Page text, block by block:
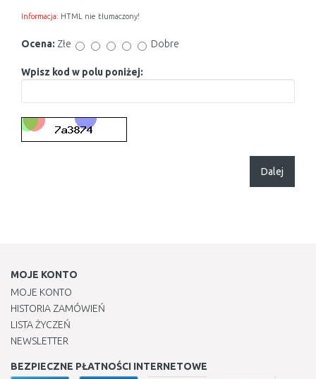
Informacja: HTML nie tłumaczony!
Ocena: Złe Dobre
Wpisz kod w polu poniżej:
Dalej
MOJE KONTO
MOJE KONTO
HISTORIA ZAMÓWIEŃ
LISTA ŻYCZEŃ
NEWSLETTER
BEZPIECZNE PŁATNOŚCI INTERNETOWE